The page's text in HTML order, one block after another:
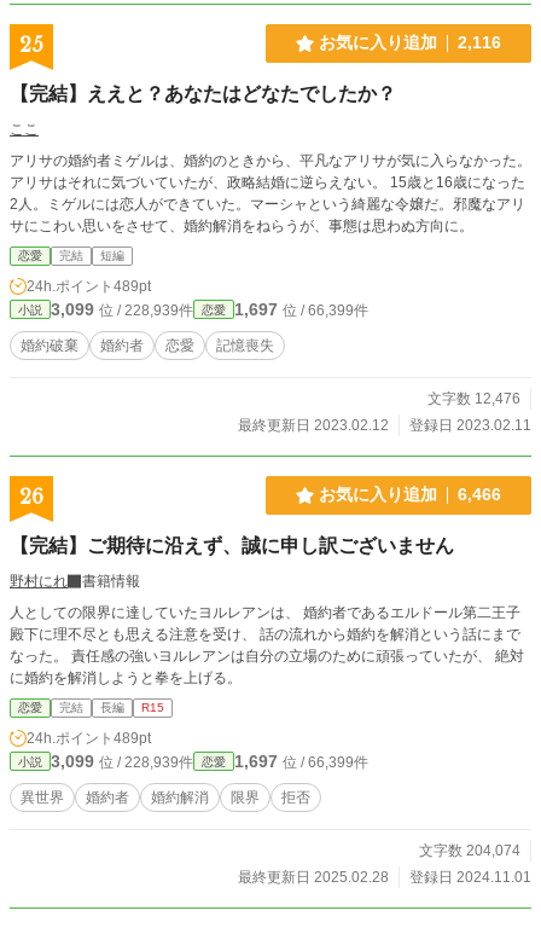
25 お気に入り追加 2,116
【完結】ええと？あなたはどなたでしたか？
ここ
アリサの婚約者ミゲルは、婚約のときから、平凡なアリサが気に入らなかった。
アリサはそれに気づいていたが、政略結婚に逆らえない。 15歳と16歳になった
2人。ミゲルには恋人ができていた。マーシャという綺麗な令嬢だ。邪魔なアリ
サにこわい思いをさせて、婚約解消をねらうが、事態は思わぬ方向に。
恋愛 完結 短編
24h.ポイント 489pt
小説 3,099 位 / 228,939件 恋愛 1,697 位 / 66,399件
婚約破棄 婚約者 恋愛 記憶喪失
文字数 12,476
最終更新日 2023.02.12
登録日 2023.02.11
26 お気に入り追加 6,466
【完結】ご期待に沿えず、誠に申し訳ございません
野村にれ
書籍情報
人としての限界に達していたヨルレアンは、 婚約者であるエルドール第二王子
殿下に理不尽とも思える注意を受け、 話の流れから婚約を解消という話にまで
なった。 責任感の強いヨルレアンは自分の立場のために頑張っていたが、 絶対
に婚約を解消しようと拳を上げる。
恋愛 完結 長編 R15
24h.ポイント 489pt
小説 3,099 位 / 228,939件 恋愛 1,697 位 / 66,399件
異世界 婚約者 婚約解消 限界 拒否
文字数 204,074
最終更新日 2025.02.28
登録日 2024.11.01